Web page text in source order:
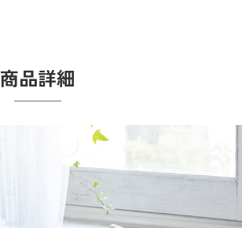
商品詳細